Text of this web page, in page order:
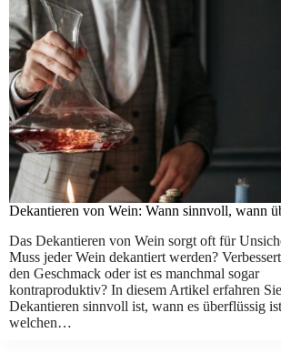
Dekantieren von Wein: Wann sinnvoll, wann
Das Dekantieren von Wein sorgt oft für
Muss jeder Wein dekantiert werden?
den Geschmack oder ist es manchmal sogar
kontraproduktiv? In diesem Artikel erfahren
Dekantieren sinnvoll ist, wann es überflüssig
welchen…